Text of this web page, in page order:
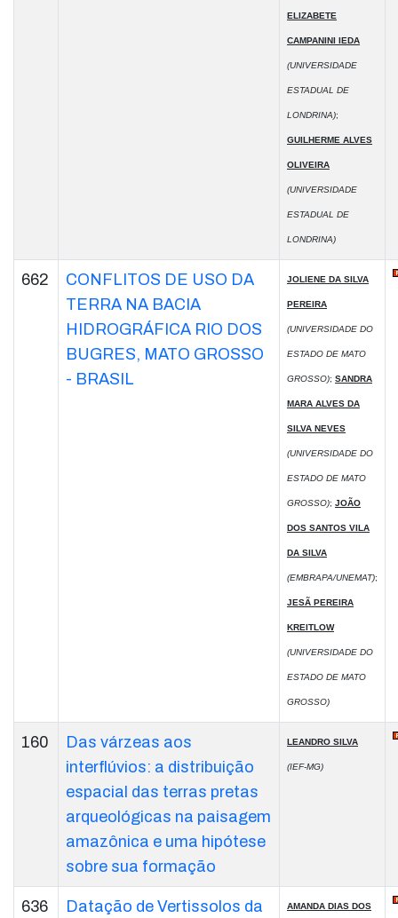
ELIZABETE
CAMPANINI IEDA
(UNIVERSIDADE
ESTADUAL DE
LONDRINA);
GUILHERME ALVES
OLIVEIRA
(UNIVERSIDADE
ESTADUAL DE
LONDRINA)
662
CONFLITOS DE USO DA
TERRA NA BACIA
HIDROGRÁFICA RIO DOS
BUGRES, MATO GROSSO
- BRASIL
JOLIENE DA SILVA
PEREIRA
(UNIVERSIDADE DO
ESTADO DE MATO
GROSSO); SANDRA
MARA ALVES DA
SILVA NEVES
(UNIVERSIDADE DO
ESTADO DE MATO
GROSSO); JOÃO
DOS SANTOS VILA
DA SILVA
(EMBRAPA/UNEMAT);
JESÃ PEREIRA
KREITLOW
(UNIVERSIDADE DO
ESTADO DE MATO
GROSSO)
160
Das várzeas aos
interflúvios: a distribuição
espacial das terras pretas
arqueológicas na paisagem
amazônica e uma hipótese
sobre sua formação
LEANDRO SILVA
(IEF-MG)
636
Datação de Vertissolos da
AMANDA DIAS DOS